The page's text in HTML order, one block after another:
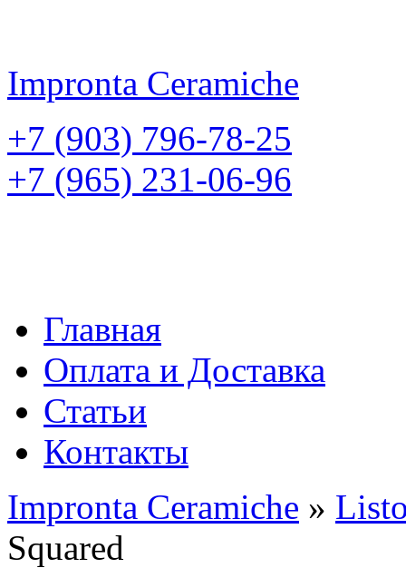
Impronta Ceramiche
+7 (903) 796-78-25
+7 (965) 231-06-96
Главная
Оплата и Доставка
Статьи
Контакты
Impronta Ceramiche »
Squared